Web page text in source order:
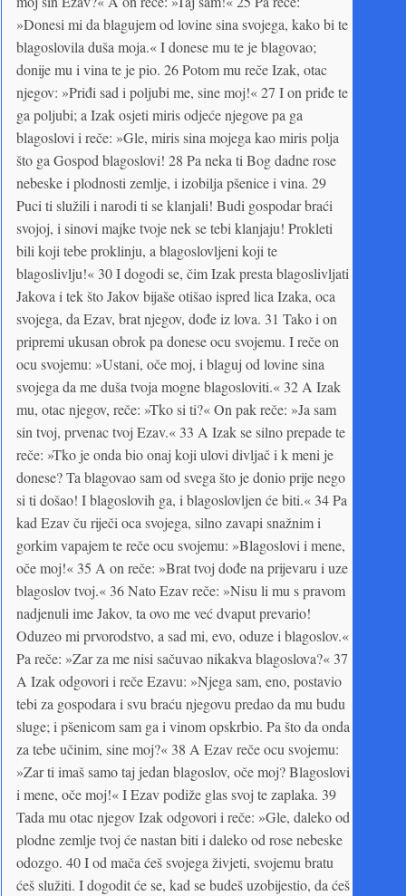
»Donesi mi da blagujem od lovine sina svojega, kako bi te
blagoslovila duša moja.« I donese mu te je blagovao;
donije mu i vina te je pio. 26 Potom mu reče Izak, otac
njegov: »Priđi sad i poljubi me, sine moj!« 27 I on priđe te
ga poljubi; a Izak osjeti miris odjeće njegove pa ga
blagoslovi i reče: »Gle, miris sina mojega kao miris polja
što ga Gospod blagoslovi! 28 Pa neka ti Bog dadne rose
nebeske i plodnosti zemlje, i izobilja pšenice i vina. 29
Puci ti služili i narodi ti se klanjali! Budi gospodar braći
svojoj, i sinovi majke tvoje nek se tebi klanjaju! Prokleti
bili koji tebe proklinju, a blagoslovljeni koji te
blagoslivlju!« 30 I dogodi se, čim Izak presta blagoslivljati
Jakova i tek što Jakov bijaše otišao ispred lica Izaka, oca
svojega, da Ezav, brat njegov, dođe iz lova. 31 Tako i on
pripremi ukusan obrok pa donese ocu svojemu. I reče on
ocu svojemu: »Ustani, oče moj, i blaguj od lovine sina
svojega da me duša tvoja mogne blagosloviti.« 32 A Izak
mu, otac njegov, reče: »Tko si ti?« On pak reče: »Ja sam
sin tvoj, prvenac tvoj Ezav.« 33 A Izak se silno prepade te
reče: »Tko je onda bio onaj koji ulovi divljač i k meni je
donese? Ta blagovao sam od svega što je donio prije nego
si ti došao! I blagoslovih ga, i blagoslovljen će biti.« 34 Pa
kad Ezav ču riječi oca svojega, silno zavapi snažnim i
gorkim vapajem te reče ocu svojemu: »Blagoslovi i mene,
oče moj!« 35 A on reče: »Brat tvoj dođe na prijeva­ru i uze
blagoslov tvoj.« 36 Nato Ezav reče: »Nisu li mu s pravom
nadjenuli ime Jakov, ta ovo me već dvaput prevario!
Oduzeo mi prvorodstvo, a sad mi, evo, oduze i blagoslov.«
Pa reče: »Zar za me nisi sačuvao nikakva blagoslova?« 37
A Izak odgovori i reče Ezavu: »Njega sam, eno, postavio
tebi za gospodara i svu braću njegovu predao da mu budu
sluge; i pšenicom sam ga i vinom opskrbio. Pa što da onda
za tebe učinim, sine moj?« 38 A Ezav reče ocu svojemu:
»Zar ti imaš samo taj jedan blagoslov, oče moj? Blagoslovi
i mene, oče moj!« I Ezav podiže glas svoj te zaplaka. 39
Tada mu otac njegov Izak odgovori i reče: »Gle, daleko od
plodne zemlje tvoj će nastan biti i daleko od rose nebeske
odozgo. 40 I od mača ćeš svojega živjeti, svojemu bratu
ćeš služiti. I dogodit će se, kad se budeš uzobijestio, da ćeš